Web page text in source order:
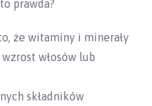
prawda?
że witaminy i minerały
włosów lub
składników